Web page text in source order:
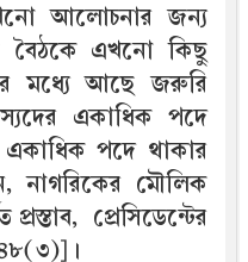
আলোচনার জন্য
বৈঠকে এখনো কিছু
মধ্যে আছে জরুরি
একাধিক পদে
একাধিক পদে থাকার
নাগরিকের মৌলিক
প্রেসিডেন্টের
৪৮(৩)]।